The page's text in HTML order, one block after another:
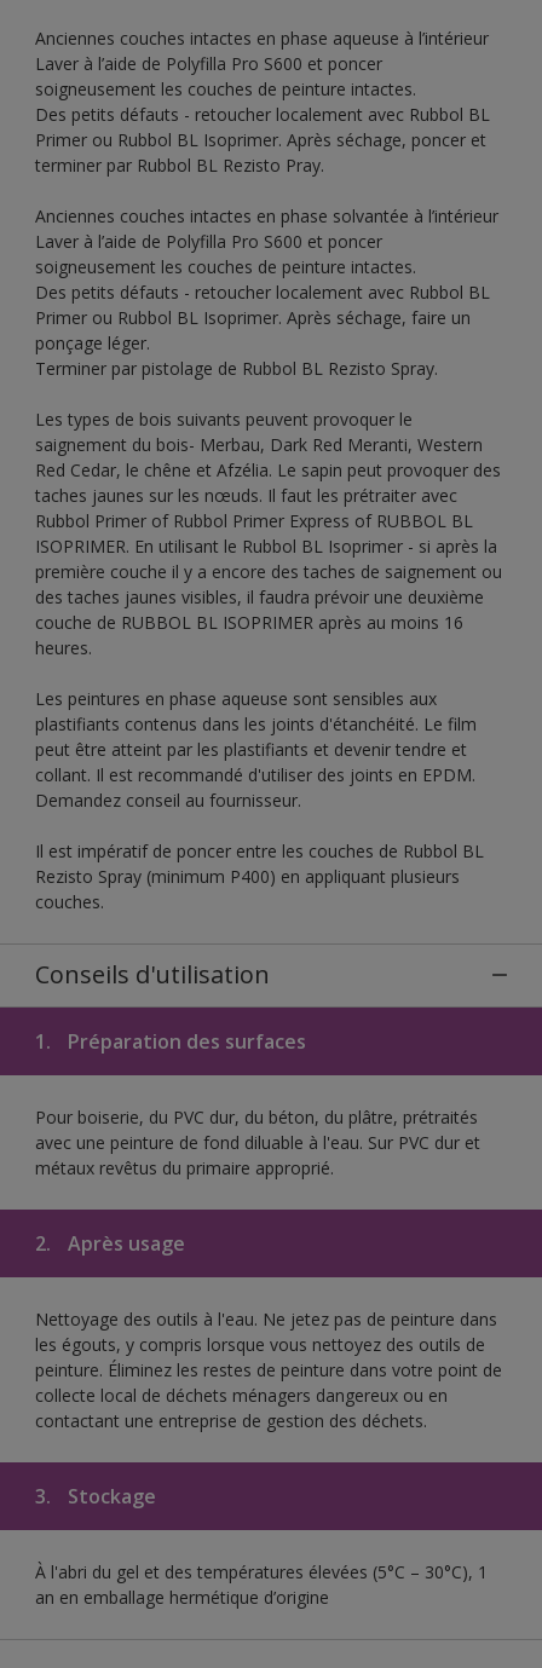
Anciennes couches intactes en phase aqueuse à l’intérieur
Laver à l’aide de Polyfilla Pro S600 et poncer
soigneusement les couches de peinture intactes.
Des petits défauts - retoucher localement avec Rubbol BL
Primer ou Rubbol BL Isoprimer. Après séchage, poncer et
terminer par Rubbol BL Rezisto Pray.
Anciennes couches intactes en phase solvantée à l’intérieur
Laver à l’aide de Polyfilla Pro S600 et poncer
soigneusement les couches de peinture intactes.
Des petits défauts - retoucher localement avec Rubbol BL
Primer ou Rubbol BL Isoprimer. Après séchage, faire un
ponçage léger.
Terminer par pistolage de Rubbol BL Rezisto Spray.
Les types de bois suivants peuvent provoquer le
saignement du bois- Merbau, Dark Red Meranti, Western
Red Cedar, le chêne et Afzélia. Le sapin peut provoquer des
taches jaunes sur les nœuds. Il faut les prétraiter avec
Rubbol Primer of Rubbol Primer Express of RUBBOL BL
ISOPRIMER. En utilisant le Rubbol BL Isoprimer - si après la
première couche il y a encore des taches de saignement ou
des taches jaunes visibles, il faudra prévoir une deuxième
couche de RUBBOL BL ISOPRIMER après au moins 16
heures.
Les peintures en phase aqueuse sont sensibles aux
plastifiants contenus dans les joints d'étanchéité. Le film
peut être atteint par les plastifiants et devenir tendre et
collant. Il est recommandé d'utiliser des joints en EPDM.
Demandez conseil au fournisseur.
Il est impératif de poncer entre les couches de Rubbol BL
Rezisto Spray (minimum P400) en appliquant plusieurs
couches.
Conseils d'utilisation
1. Préparation des surfaces
Pour boiserie, du PVC dur, du béton, du plâtre, prétraités
avec une peinture de fond diluable à l'eau. Sur PVC dur et
métaux revêtus du primaire approprié.
2. Après usage
Nettoyage des outils à l'eau. Ne jetez pas de peinture dans
les égouts, y compris lorsque vous nettoyez des outils de
peinture. Éliminez les restes de peinture dans votre point de
collecte local de déchets ménagers dangereux ou en
contactant une entreprise de gestion des déchets.
3. Stockage
À l'abri du gel et des températures élevées (5°C – 30°C), 1
an en emballage hermétique d’origine